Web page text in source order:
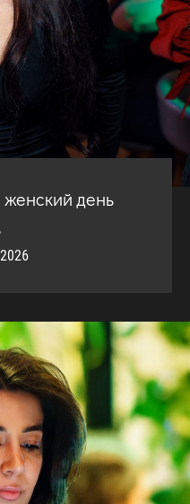
день